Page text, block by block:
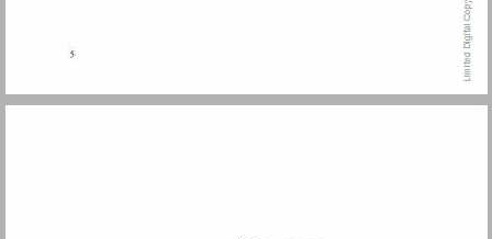
תוכן העניינים ... 7